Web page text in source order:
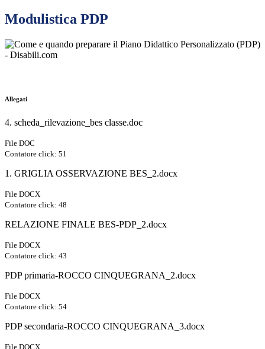
Modulistica PDP
Allegati
4. scheda_rilevazione_bes classe.doc
File DOC
Contatore click: 51
1. GRIGLIA OSSERVAZIONE BES_2.docx
File DOCX
Contatore click: 48
RELAZIONE FINALE BES-PDP_2.docx
File DOCX
Contatore click: 43
PDP primaria-ROCCO CINQUEGRANA_2.docx
File DOCX
Contatore click: 54
PDP secondaria-ROCCO CINQUEGRANA_3.docx
File DOCX